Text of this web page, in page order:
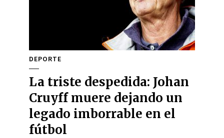
DEPORTE
La triste despedida: Johan
Cruyff muere dejando un
legado imborrable en el
fútbol